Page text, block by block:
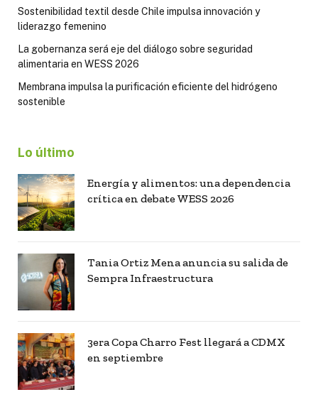
Sostenibilidad textil desde Chile impulsa innovación y
liderazgo femenino
La gobernanza será eje del diálogo sobre seguridad
alimentaria en WESS 2026
Membrana impulsa la purificación eficiente del hidrógeno
sostenible
Lo último
Energía y alimentos: una dependencia
crítica en debate WESS 2026
Tania Ortiz Mena anuncia su salida de
Sempra Infraestructura
3era Copa Charro Fest llegará a CDMX
en septiembre